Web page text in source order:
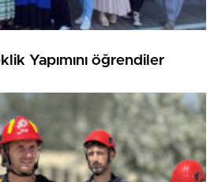
Yapımını öğrendiler